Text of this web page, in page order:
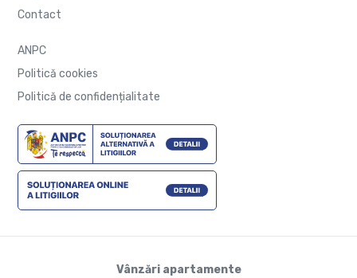
Contact
ANPC
Politică cookies
Politică de confidențialitate
Vânzări apartamente